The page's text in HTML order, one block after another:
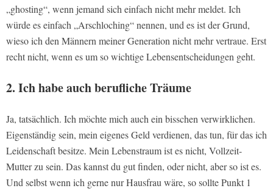
„ghosting“, wenn jemand sich einfach nicht mehr meldet. Ich
würde es einfach „Arschloching“ nennen, und es ist der Grund,
wieso ich den Männern meiner Generation nicht mehr vertraue. Erst
recht nicht, wenn es um so wichtige Lebensentscheidungen geht.
2. Ich habe auch berufliche Träume
Ja, tatsächlich. Ich möchte mich auch ein bisschen verwirklichen.
Eigenständig sein, mein eigenes Geld verdienen, das tun, für das ich
Leidenschaft besitze. Mein Lebenstraum ist es nicht, Vollzeit-
Mutter zu sein. Das kannst du gut finden, oder nicht, aber so ist es.
Und selbst wenn ich gerne nur Hausfrau wäre, so sollte Punkt 1